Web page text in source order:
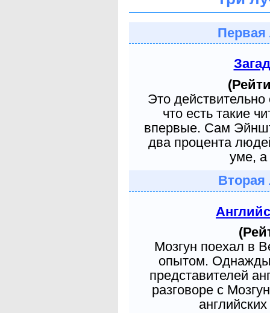
Первая
Это
что есть такие
впервые. Сам
два процента
уме, а
Вторая
Мозгун поехал в
опытом. Однажды
представителей
разговоре с